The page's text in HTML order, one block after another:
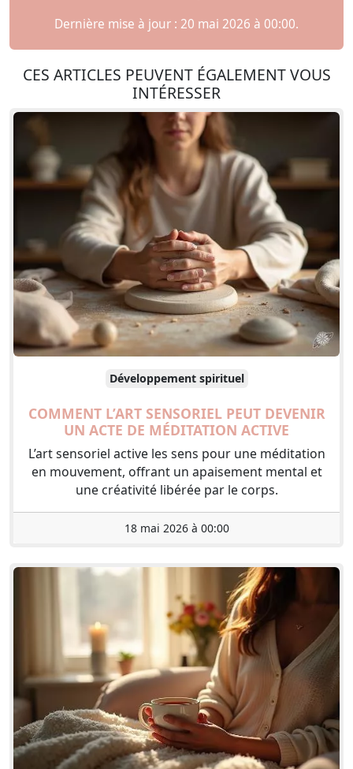
Dernière mise à jour : 20 mai 2026 à 00:00.
CES ARTICLES PEUVENT ÉGALEMENT VOUS
INTÉRESSER
Développement spirituel
COMMENT L’ART SENSORIEL PEUT DEVENIR
UN ACTE DE MÉDITATION ACTIVE
L’art sensoriel active les sens pour une méditation
en mouvement, offrant un apaisement mental et
une créativité libérée par le corps.
18 mai 2026 à 00:00